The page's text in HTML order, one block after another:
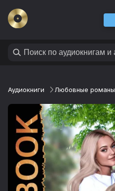
Аудиокниги Любовные романы